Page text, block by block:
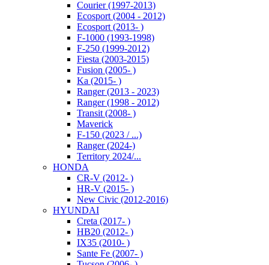
Courier (1997-2013)
Ecosport (2004 - 2012)
Ecosport (2013- )
F-1000 (1993-1998)
F-250 (1999-2012)
Fiesta (2003-2015)
Fusion (2005- )
Ka (2015- )
Ranger (2013 - 2023)
Ranger (1998 - 2012)
Transit (2008- )
Maverick
F-150 (2023 / ...)
Ranger (2024-)
Territory 2024/...
HONDA
CR-V (2012- )
HR-V (2015- )
New Civic (2012-2016)
HYUNDAI
Creta (2017- )
HB20 (2012- )
IX35 (2010- )
Sante Fe (2007- )